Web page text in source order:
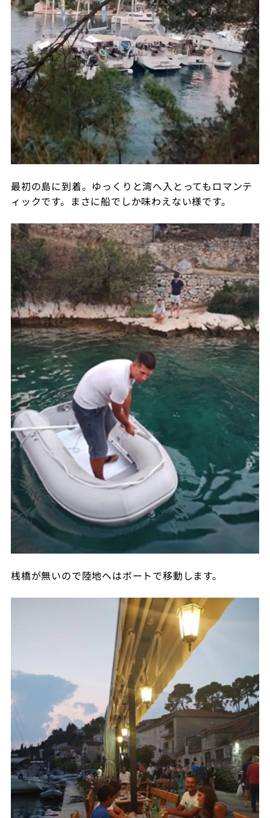
最初の島に到着。ゆっくりと湾へ入とってもロマンテ
ィックです。まさに船でしか味わえない様です。
桟橋が無いので陸地へはボートで移動します。